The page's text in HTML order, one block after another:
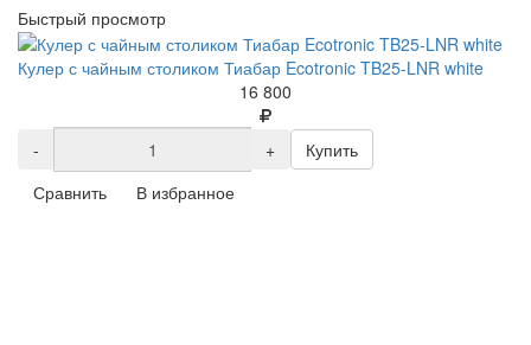
Быстрый просмотр
Кулер с чайным столиком Тиабар Ecotronic TB25-LNR white
16 800
- +
Купить
Сравнить
В избранное